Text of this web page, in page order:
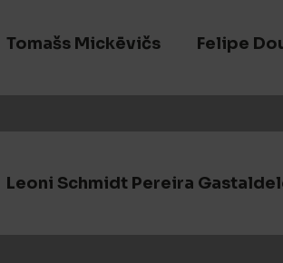
Tomašs Mickēvičs Felipe
Leoni Schmidt Pereira